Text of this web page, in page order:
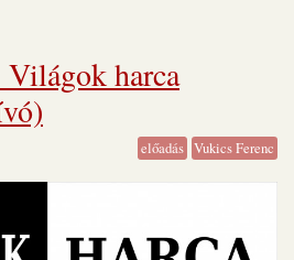
harca
előadás Vukics Ferenc